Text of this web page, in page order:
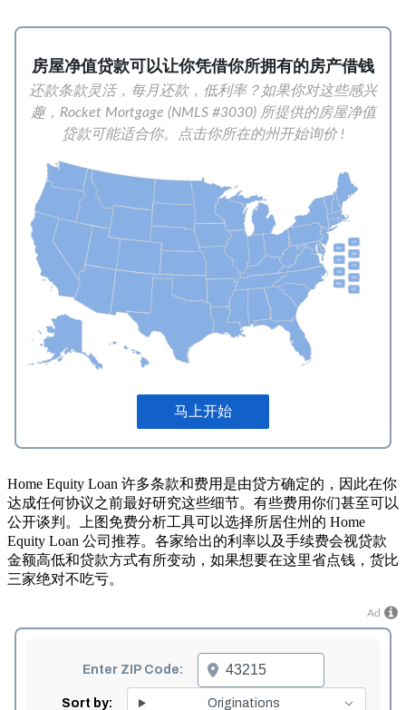
Home Equity Loan 许多条款和费用是由贷方确定的，因此在你
达成任何协议之前最好研究这些细节。有些费用你们甚至可以
公开谈判。上图免费分析工具可以选择所居住州的 Home
Equity Loan 公司推荐。各家给出的利率以及手续费会视贷款
金额高低和贷款方式有所变动，如果想要在这里省点钱，货比
三家绝对不吃亏。
Ad